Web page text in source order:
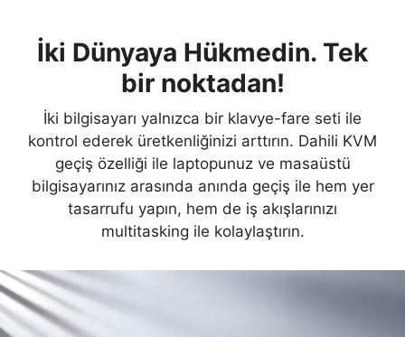
İki Dünyaya Hükmedin. Tek
bir noktadan!
İki bilgisayarı yalnızca bir klavye-fare seti ile
kontrol ederek üretkenliğinizi arttırın. Dahili KVM
geçiş özelliği ile laptopunuz ve masaüstü
bilgisayarınız arasında anında geçiş ile hem yer
tasarrufu yapın, hem de iş akışlarınızı
multitasking ile kolaylaştırın.